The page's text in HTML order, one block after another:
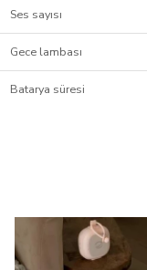
Ses sayısı
Gece lambası
Batarya süresi